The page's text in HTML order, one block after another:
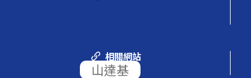
相關網站